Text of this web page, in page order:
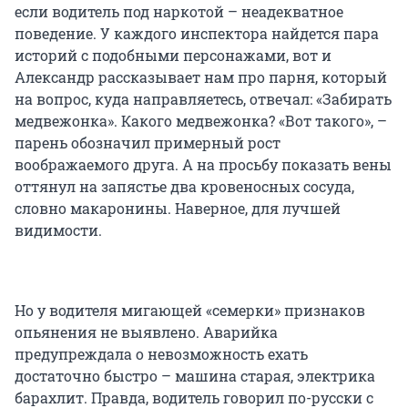
если водитель под наркотой – неадекватное
поведение. У каждого инспектора найдется пара
историй с подобными персонажами, вот и
Александр рассказывает нам про парня, который
на вопрос, куда направляетесь, отвечал: «Забирать
медвежонка». Какого медвежонка? «Вот такого», –
парень обозначил примерный рост
воображаемого друга. А на просьбу показать вены
оттянул на запястье два кровеносных сосуда,
словно макаронины. Наверное, для лучшей
видимости.
Но у водителя мигающей «семерки» признаков
опьянения не выявлено. Аварийка
предупреждала о невозможность ехать
достаточно быстро – машина старая, электрика
барахлит. Правда, водитель говорил по-русски с